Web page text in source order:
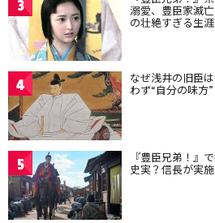
3 溺愛、豊臣家滅
の壮絶すぎる生涯
4 なぜ浅井の旧臣
わず“自分の味方
5 『豊臣兄弟！』
史実？信長が実